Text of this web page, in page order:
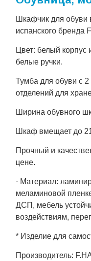
Шкафчик для обуви
испанского бренда
Цвет: белый
белые ручки.
Тумба для обуви с
отделений для
Ширина обувного
Шкаф вмещает до
Прочный и
цене.
· Материал:
меламиновой
ДСП, мебель
воздействиям,
* Изделие для
Производитель: